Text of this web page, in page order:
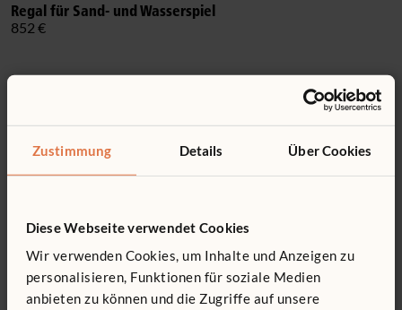
Zustimmung Details Über Cookies
Diese Webseite verwendet Cookies
Wir verwenden Cookies, um Inhalte und Anzeigen zu
personalisieren, Funktionen für soziale Medien
anbieten zu können und die Zugriffe auf unsere
Regal für Sand- und Wasserspiel
852 €